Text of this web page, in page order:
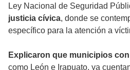
Ley Nacional de Seguridad
justicia cívica, donde se
específico para la atención a
Explicaron que municipios
como León e Irapuato, ya